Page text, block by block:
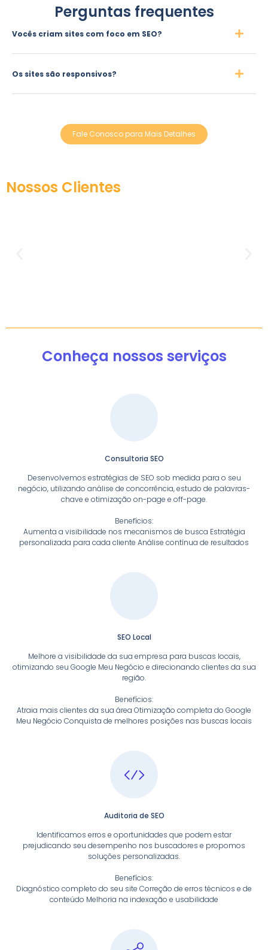
Perguntas frequentes
Vocês criam sites com foco em SEO?
Os sites são responsivos?
Fale Conosco para Mais Detalhes
Nossos Clientes
Conheça nossos serviços
Consultoria SEO
Desenvolvemos estratégias de SEO sob medida para o seu
negócio, utilizando análise de concorrência, estudo de palavras-
chave e otimização on-page e off-page.
Benefícios:
Aumenta a visibilidade nos mecanismos de busca Estratégia
personalizada para cada cliente Análise contínua de resultados
SEO Local
Melhore a visibilidade da sua empresa para buscas locais,
otimizando seu Google Meu Negócio e direcionando clientes da sua
região.
Benefícios:
Atraia mais clientes da sua área Otimização completa do Google
Meu Negócio Conquista de melhores posições nas buscas locais
Auditoria de SEO
Identificamos erros e oportunidades que podem estar
prejudicando seu desempenho nos buscadores e propomos
soluções personalizadas.
Benefícios:
Diagnóstico completo do seu site Correção de erros técnicos e de
conteúdo Melhoria na indexação e usabilidade